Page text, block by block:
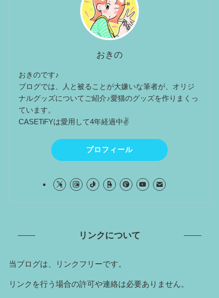
おきの
おきのです♪
ブログでは、人と被ることが大嫌いな筆者が、オリジ
ナルグッズについてご紹介♪愛猫のグッズを作りまくっ
ています。
CASETiFYは愛用して4年経過中✌
プロフィール
リンクについて
当ブログは、リンクフリーです。
リンクを行う場合の許可や連絡は必要ありません。